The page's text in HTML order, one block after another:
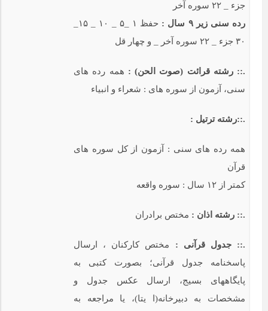
جزء _ ۲۲ سوره آخر
رده سنی زیر ۹ سال :
۳۰ جزء _ ۲۲ سوره آخر _ و چهار قل
.:: رشته قرائت (صوت الحن) : همه رده های
سنی، آزمون از سوره های : شعراء و انبیاء
.::رشته ترتیل :
همه رده های سنی : آزمون از کل سوره های
قرآن
کمتر از ۱۲ سال : سوره واقعه
.:: رشته اذان : مختص برادران
.:: جدول قرآنی : مختص کارکنان ، ارسال
پاسخنامه جدول قرآنی؛ بصورت کتبی به
پایگاههای بسیج، ارسال عکس جدول و
مشخصات به دبیرخانه(ا یتا)، یا مراجعه به